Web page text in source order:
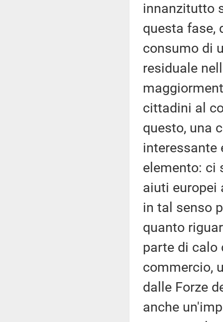
innanzitutto
questa fase,
consumo di
residuale
cittadini al
questo, una
interessante
elemento: ci
aiuti europei
in tal senso
quanto
parte di calo
commercio,
dalle Forze
anche